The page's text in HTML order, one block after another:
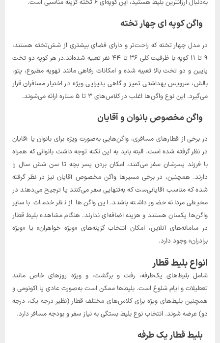
به‌دنبال ارزانترین بلیط هستید، این کوپه‌ای ۶ تخته گزینه مناسبی است.
واگن کوپه ای چهار تخته
در مدل چهار تخته که راحت‌تر و دارای فضای بیشتری از شش‌تخته هستند،
۹ تا ۱۱ کوپه با ظرفیت کلی ۳۶ تا ۴۴ نفر تعبیه شده‌اند.در هر کوپه دو تخت
پایین و دو تخت بالا تعبیه شده و امکانات رفاهی مانند تهویه مطبوع، پتو،
بالش، سرویس بهداشتی تمیز و گاهی پذیرایی ویژه در اختیار مسافران قرار
می‌گیرد. این نوع واگن‌ها اغلب در کلاس‌های ۳ تا ۵ ستاره ارائه می‌شوند.
واگن مخصوص بانوان و آقایان
در برخی از قطارهای مسافری، واگن‌هایی به‌صورت ویژه برای بانوان یا آقایان
در نظر گرفته شده است. البته باید به این نکته توجه داشت بانوانی که همراه
با فرزند پسرشان سفر می‌کنند، امکان بردن پسر بچه تا سن شش سال را
دارند. همچنین، در برخی مسیرها واگن مخصوص آقایان نیز در نظر گرفته
شده که مناسب آقایانی‌ست که به‌تنهایی سفر می‌کنند یا ترجیح می‌دهند در
محیطی مردانه حضور داشته باشند. این واگن‌ها از نظر خدمات با سایر
واگن‌ها یکسان هستند و هزینه اضافه‌ای ندارند. هنگام مشاهده بلیط قطار
در سامانه‌های آنلاین، امکان انتخاب گزینه‌های «ویژه خواهران» یا «ویژه
برادران» وجود دارد.
انواع بلیط قطار
شامل بلیط‌های یک‌طرفه، رفت و برگشت، و ویژه روزهای خاص مانند
تعطیلات و ایام شلوغ است. بلیط‌ها ممکن است به‌صورت عادی یا اکونومی و
همچنین بلیط‌های ویژه برای کلاس‌های مختلف قطار (نظیر درجه یک، درجه
دو) عرضه شوند. انتخاب نوع بلیط بستگی به نیاز سفر و بودجه مسافر دارد.
بلیط قطار یک طرفه